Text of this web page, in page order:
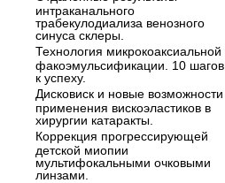
интраканального
трабекулодиализа венозного
синуса склеры.
Технология микрокоаксиальной
факоэмульсификации. 10 шагов
к успеху.
Дисковиск и новые возможности
применения вискоэластиков в
хирургии катаракты.
Коррекция прогрессирующей
детской миопии
мультифокальными очковыми
линзами.